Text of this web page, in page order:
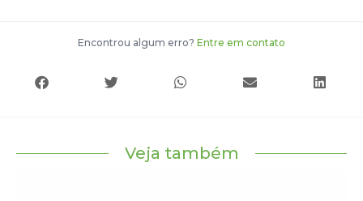
Encontrou algum erro? Entre em contato
Veja também